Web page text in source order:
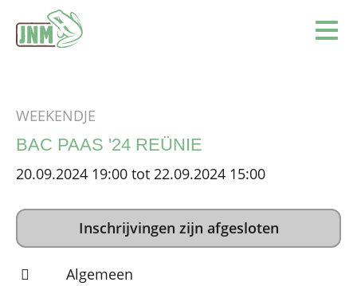
WEEKENDJE
BAC PAAS '24 REÜNIE
20.09.2024 19:00 tot 22.09.2024 15:00
Inschrijvingen zijn afgesloten
Algemeen